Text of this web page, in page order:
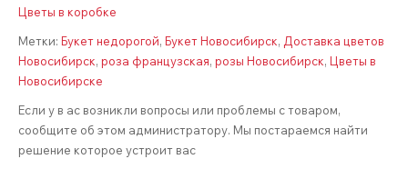
Цветы в коробке
Метки: Букет недорогой, Букет Новосибирск, Доставка цветов
Новосибирск, роза французская, розы Новосибирск, Цветы в
Новосибирске
Если у в ас возникли вопросы или проблемы с товаром,
сообщите об этом администратору. Мы постараемся найти
решение которое устроит вас